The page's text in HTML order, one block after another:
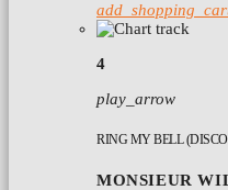
4
play_arrow
RING MY BELL
MONSIEUR